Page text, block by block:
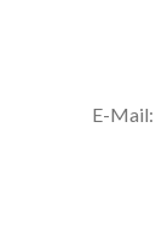
E-Mail: